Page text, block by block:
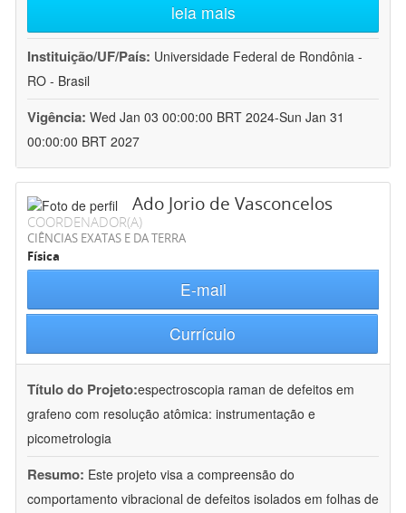
leia mais
Instituição/UF/País: Universidade Federal de Rondônia -
RO - Brasil
Vigência: Wed Jan 03 00:00:00 BRT 2024-Sun Jan 31
00:00:00 BRT 2027
Ado Jorio de Vasconcelos
COORDENADOR(A)
CIÊNCIAS EXATAS E DA TERRA
Física
E-mail
Currículo
Título do Projeto:espectroscopia raman de defeitos em
grafeno com resolução atômica: instrumentação e
picometrologia
Resumo: Este projeto visa a compreensão do
comportamento vibracional de defeitos isolados em folhas de